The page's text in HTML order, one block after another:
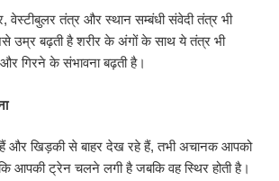
तंत्र और स्थान सम्बंधी संवेदी तंत्र भी
उम्र बढ़ती है शरीर के अंगों के साथ ये तंत्र भी
गिरने के संभावना बढ़ती है।
और खिड़की से बाहर देख रहे हैं, तभी अचानक आपको
आपकी ट्रेन चलने लगी है जबकि वह स्थिर होती है।